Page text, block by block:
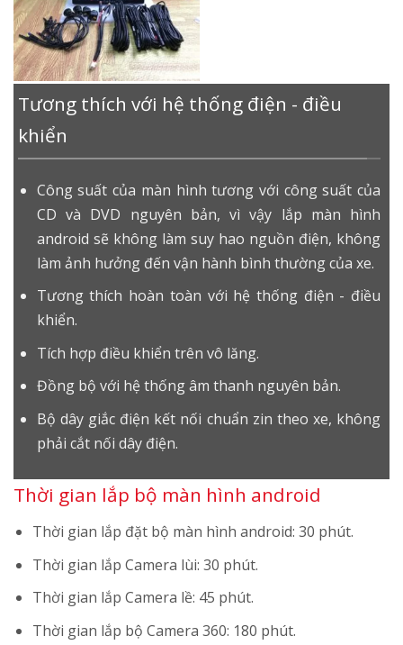
Tương thích với hệ thống điện - điều
khiển
Công suất của màn hình tương với công suất của
CD và DVD nguyên bản, vì vậy lắp màn hình
android sẽ không làm suy hao nguồn điện, không
làm ảnh hưởng đến vận hành bình thường của xe.
Tương thích hoàn toàn với hệ thống điện - điều
khiển.
Tích hợp điều khiển trên vô lăng.
Đồng bộ với hệ thống âm thanh nguyên bản.
Bộ dây giắc điện kết nối chuẩn zin theo xe, không
phải cắt nối dây điện.
Thời gian lắp bộ màn hình android
Thời gian lắp đặt bộ màn hình android: 30 phút.
Thời gian lắp Camera lùi: 30 phút.
Thời gian lắp Camera lề: 45 phút.
Thời gian lắp bộ Camera 360: 180 phút.